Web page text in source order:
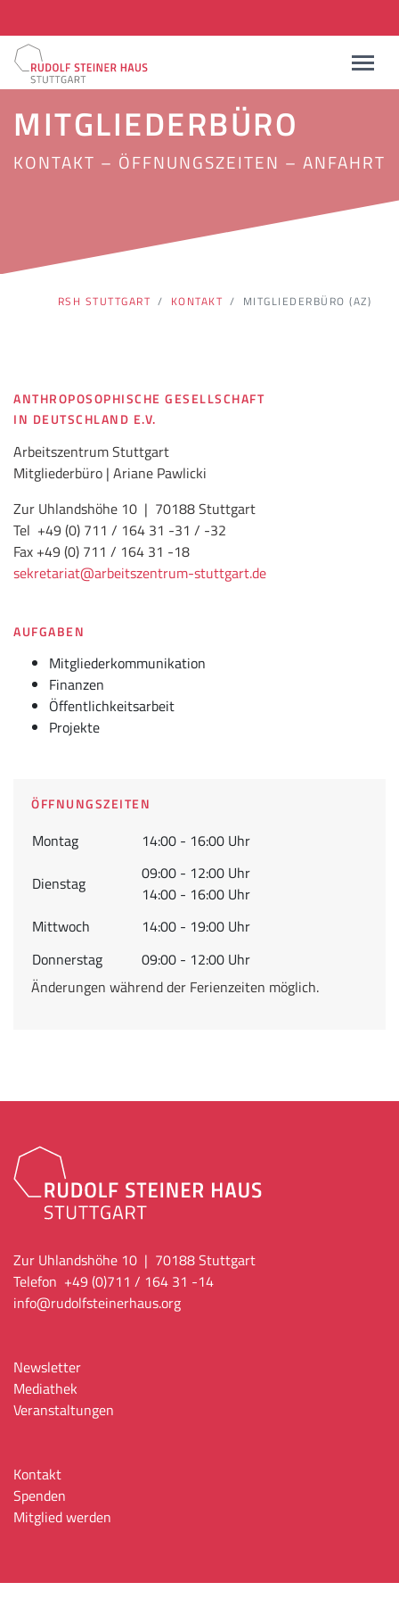
MITGLIEDERBÜRO
KONTAKT – ÖFFNUNGSZEITEN – ANFAHRT
RSH STUTTGART KONTAKT MITGLIEDERBÜRO (AZ)
ANTHROPOSOPHISCHE GESELLSCHAFT
IN DEUTSCHLAND E.V.
Arbeitszentrum Stuttgart
Mitgliederbüro | Ariane Pawlicki
Zur Uhlandshöhe 10 | 70188 Stuttgart
Tel +49 (0) 711 / 164 31 -31 / -32
Fax +49 (0) 711 / 164 31 -18
sekretariat@arbeitszentrum-stuttgart.de
AUFGABEN
Mitgliederkommunikation
Finanzen
Öffentlichkeitsarbeit
Projekte
ÖFFNUNGSZEITEN
Montag
14:00 - 16:00 Uhr
Dienstag
09:00 - 12:00 Uhr
14:00 - 16:00 Uhr
Mittwoch
14:00 - 19:00 Uhr
Donnerstag
09:00 - 12:00 Uhr
Änderungen während der Ferienzeiten möglich.
Zur Uhlandshöhe 10 | 70188 Stuttgart
Telefon +49 (0)711 / 164 31 -14
info@rudolfsteinerhaus.org
Newsletter
Mediathek
Veranstaltungen
Kontakt
Spenden
Mitglied werden